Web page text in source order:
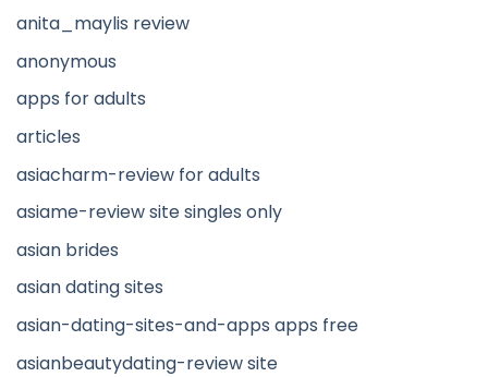
anita_maylis review
anonymous
apps for adults
articles
asiacharm-review for adults
asiame-review site singles only
asian brides
asian dating sites
asian-dating-sites-and-apps apps free
asianbeautydating-review site